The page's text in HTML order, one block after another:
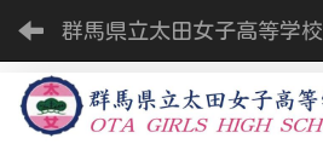
群馬県立太田女子高等学校